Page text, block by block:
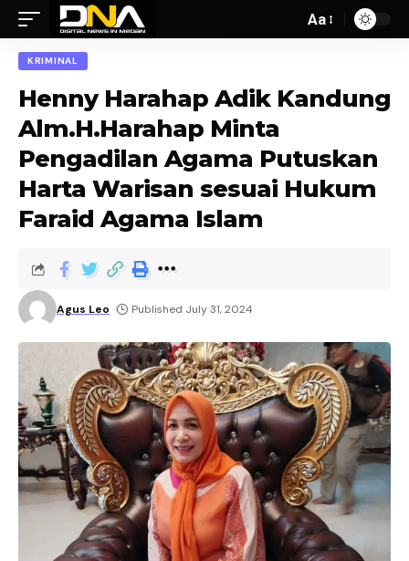
Aa
KRIMINAL
Henny Harahap Adik Kandung
Alm.H.Harahap Minta
Pengadilan Agama Putuskan
Harta Warisan sesuai Hukum
Faraid Agama Islam
Agus Leo Published July 31, 2024